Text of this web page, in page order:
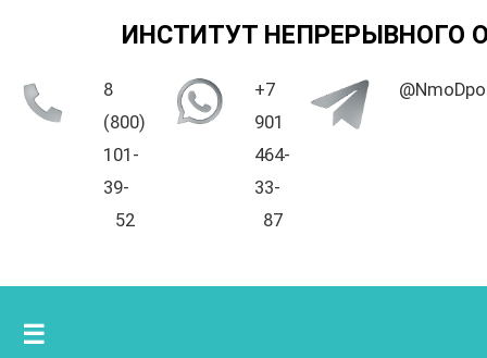
ИНСТИТУТ НЕПРЕРЫВНОГО
8
(800)
101-
39-
52
+7
901
464-
33-
87
☰